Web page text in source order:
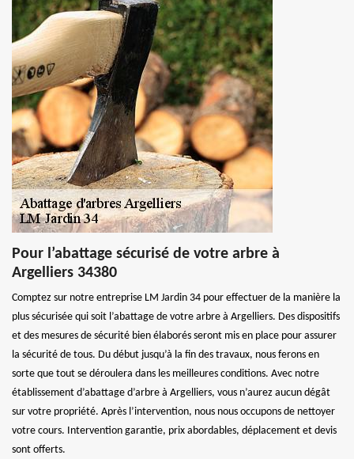
Pour l’abattage sécurisé de votre arbre à
Argelliers 34380
Comptez sur notre entreprise LM Jardin 34 pour effectuer de la manière la
plus sécurisée qui soit l’abattage de votre arbre à Argelliers. Des dispositifs
et des mesures de sécurité bien élaborés seront mis en place pour assurer
la sécurité de tous. Du début jusqu’à la fin des travaux, nous ferons en
sorte que tout se déroulera dans les meilleures conditions. Avec notre
établissement d’abattage d’arbre à Argelliers, vous n’aurez aucun dégât
sur votre propriété. Après l’intervention, nous nous occupons de nettoyer
votre cours. Intervention garantie, prix abordables, déplacement et devis
sont offerts.